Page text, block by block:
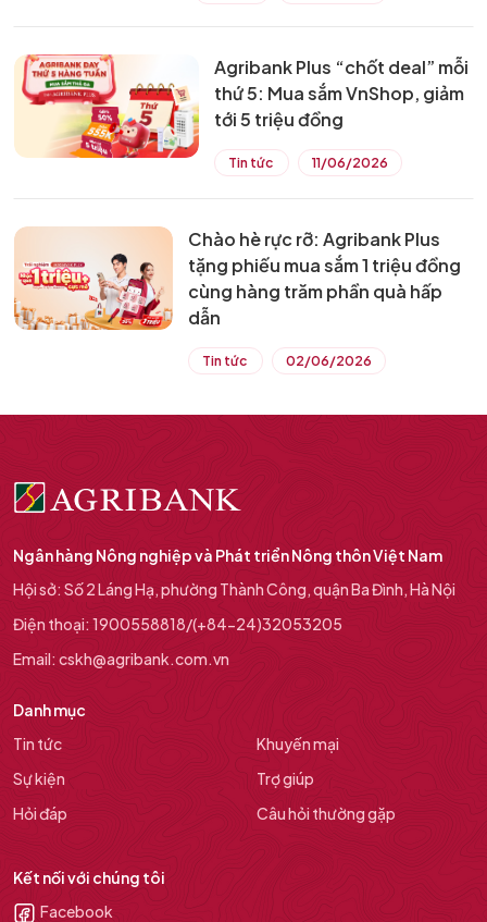
Agribank Plus “chốt deal” mỗi
thứ 5: Mua sắm VnShop, giảm
tới 5 triệu đồng
Tin tức 11/06/2026
Chào hè rực rỡ: Agribank Plus
tặng phiếu mua sắm 1 triệu đồng
cùng hàng trăm phần quà hấp
dẫn
Tin tức 02/06/2026
Ngân hàng Nông nghiệp và Phát triển Nông thôn Việt Nam
Hội sở: Số 2 Láng Hạ, phường Thành Công, quận Ba Đình, Hà Nội
Điện thoại: 1900558818/(+84-24)32053205
Email: cskh@agribank.com.vn
Danh mục
Tin tức
Khuyến mại
Sự kiện
Trợ giúp
Hỏi đáp
Câu hỏi thường gặp
Kết nối với chúng tôi
Facebook